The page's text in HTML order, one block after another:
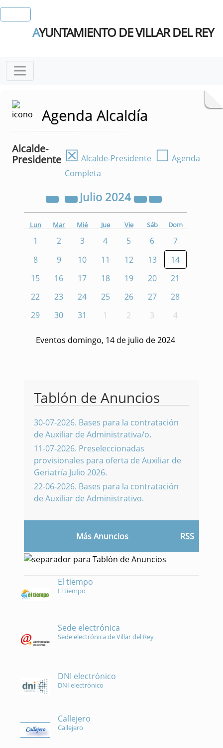
AYUNTAMIENTO DE VILLAR DEL REY
Agenda Alcaldía
Alcalde-
Presidente ☒ Alcalde-Presidente ☐ Agenda
Completa
Julio 2024
Lun Mar Mié Jue Vie Sáb Dom
1 2 3 4 5 6
7
8
9 10 11 12 13
14
15
16 17 18 19 20
21
22
23 24 25 26 27
28
29
30 31 1 2 3 4
Eventos domingo, 14 de julio de 2024
Tablón de Anuncios
30-07-2026. Bases para la contratación
de Auxiliar de Administrativa/o.
11-07-2026. Preseleccionadas
provisionales para oferta de Auxiliar de
Geriatría Julio 2026.
22-06-2026. Bases para la contratación
de Auxiliar de Administrativo.
Más Anuncios RSS
El tiempo
El tiempo
Sede electrónica
Sede electrónica de Villar del Rey
DNI electrónico
DNI electrónico
Callejero
Callejero